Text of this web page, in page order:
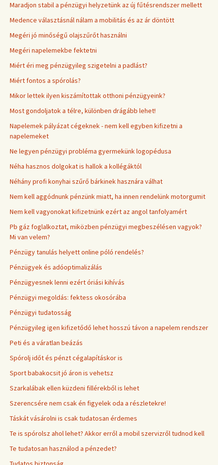
Maradjon stabil a pénzügyi helyzetünk az új fűtésrendszer mellett
Medence választásnál nálam a mobilitás és az ár döntött
Megéri jó minőségű olajszűrőt használni
Megéri napelemekbe fektetni
Miért éri meg pénzügyileg szigetelni a padlást?
Miért fontos a spórolás?
Mikor lettek ilyen kiszámítottak otthoni pénzügyeink?
Most gondoljatok a télre, különben drágább lehet!
Napelemek pályázat cégeknek - nem kell egyben kifizetni a
napelemeket
Ne legyen pénzügyi probléma gyermekünk logopédusa
Néha hasznos dolgokat is hallok a kollégáktól
Néhány profi konyhai szűrő bárkinek hasznára válhat
Nem kell aggódnunk pénzünk miatt, ha innen rendelünk motorgumit
Nem kell vagyonokat kifizetnünk ezért az angol tanfolyamért
Pb gáz foglalkoztat, miközben pénzügyi megbeszélésen vagyok?
Mi van velem?
Pénzügy tanulás helyett online póló rendelés?
Pénzügyek és adóoptimalizálás
Pénzügyesnek lenni ezért óriási kihívás
Pénzügyi megoldás: fektess okosórába
Pénzügyi tudatosság
Pénzügyileg igen kifizetődő lehet hosszú távon a napelem rendszer
Peti és a váratlan beázás
Spórolj időt és pénzt cégalapításkor is
Sport babakocsit jó áron is vehetsz
Szarkalábak ellen küzdeni fillérekből is lehet
Szerencsére nem csak én figyelek oda a részletekre!
Táskát vásárolni is csak tudatosan érdemes
Te is spórolsz ahol lehet? Akkor erről a mobil szervizről tudnod kell
Te tudatosan használod a pénzedet?